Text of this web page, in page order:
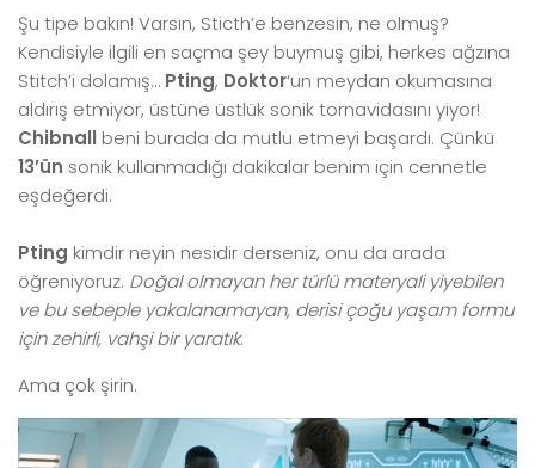
Şu tipe bakın! Varsın, Sticth’e benzesin, ne olmuş?
Kendisiyle ilgili en saçma şey buymuş gibi, herkes ağzına
Stitch’i dolamış… Pting, Doktor‘un meydan okumasına
aldırış etmiyor, üstüne üstlük sonik tornavidasını yiyor!
Chibnall beni burada da mutlu etmeyi başardı. Çünkü
13’ün sonik kullanmadığı dakikalar benim için cennetle
eşdeğerdi.
Pting kimdir neyin nesidir derseniz, onu da arada
öğreniyoruz. Doğal olmayan her türlü materyali yiyebilen
ve bu sebeple yakalanamayan, derisi çoğu yaşam formu
için zehirli, vahşi bir yaratık.
Ama çok şirin.